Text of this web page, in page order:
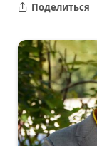
Поделиться